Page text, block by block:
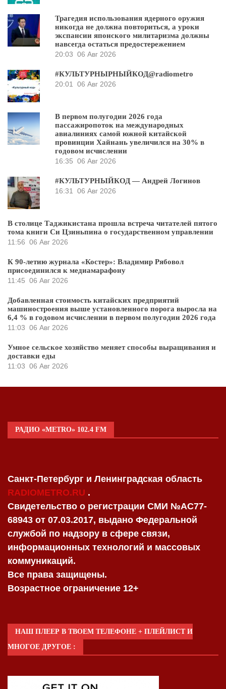
Трагедия использования ядерного оружия
никогда не должна повториться, а уроки
экспансии японского милитаризма должны
навсегда остаться предостережением
20:03 06 Авг 2026
#КУЛЬТУРНЫРНЫЙКОД@radiometro
20:01 06 Авг 2026
В первом полугодии 2026 года
пассажиропоток на международных
авиалиниях самой южной китайской
провинции Хайнань увеличился на 30% в
годовом исчислении
16:35 06 Авг 2026
#КУЛЬТУРНЫЙКОД — Андрей Логинов
16:31 06 Авг 2026
В столице Таджикистана прошла встреча читателей пятого
тома книги Си Цзиньпина о государственном управлении
11:56 06 Авг 2026
К 90-летию журнала «Костер»: Владимир Рябовол
присоединился к медиамарафону
11:45 06 Авг 2026
Добавленная стоимость китайских предприятий
машиностроения выше установленного порога выросла на
6,4 % в годовом исчислении в первом полугодии 2026 года
11:03 06 Авг 2026
Умное сельское хозяйство меняет способы выращивания и
доставки еды
11:03 06 Авг 2026
РАДИО «METRO» 102.4 FM
Санкт-Петербург и Ленинградская область
RADIOMETRO.RU .
Свидетельство о регистрации СМИ №AC77-
68943 от 07.03.2017, выдано Федеральной
службой по надзору в сфере связи,
информационных технологий и массовых
коммуникаций.
Все права защищены.
Возрастное ограничение 12+
НАШ ПЛЕЕР В ТВОЕМ ТЕЛЕФОНЕ + ПЛЕЙЛИСТ И
МНОГОЕ ДРУГОЕ :